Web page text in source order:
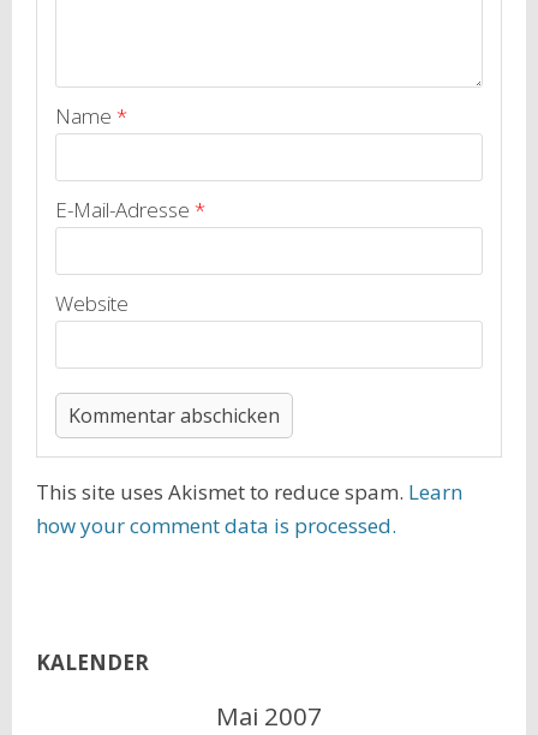
Name *
E-Mail-Adresse *
Website
This site uses Akismet to reduce spam. Learn
how your comment data is processed.
KALENDER
Mai 2007